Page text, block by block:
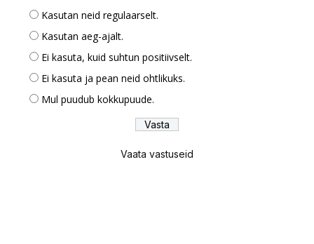
Kasutan neid regulaarselt.
Kasutan aeg-ajalt.
Ei kasuta, kuid suhtun positiivselt.
Ei kasuta ja pean neid ohtlikuks.
Mul puudub kokkupuude.
Vaata vastuseid